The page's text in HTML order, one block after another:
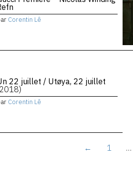
Corentin Lê
22 juillet / Utøya, 22 juillet
Corentin Lê
← 1 …